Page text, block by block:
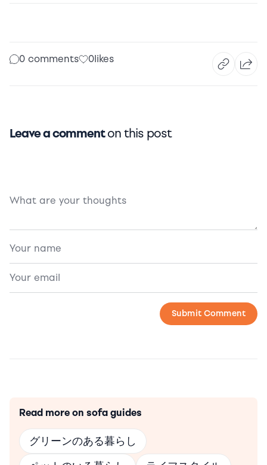
0 comments 0likes
Leave a commenton this post
Read more on sofa guides
グリーンのある暮らし